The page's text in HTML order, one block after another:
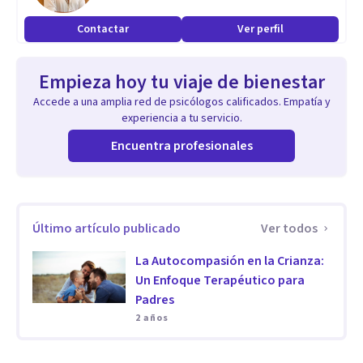
podemos aportar a crear una mejor sociedad. Te invito a
comenzar terapia para ti o tu familia. Merecemos sanar.
Contactar Ver perfil
Empieza hoy tu viaje de bienestar
Accede a una amplia red de psicólogos calificados. Empatía y
experiencia a tu servicio.
Encuentra profesionales
Último artículo publicado
Ver todos
La Autocompasión en la Crianza:
Un Enfoque Terapéutico para
Padres
2 años